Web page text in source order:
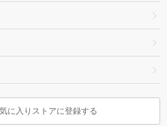
に入りストアに登録する